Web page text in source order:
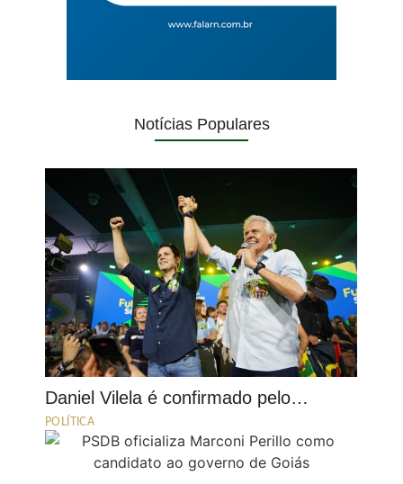
Notícias Populares
Daniel Vilela é confirmado pelo…
POLÍTICA